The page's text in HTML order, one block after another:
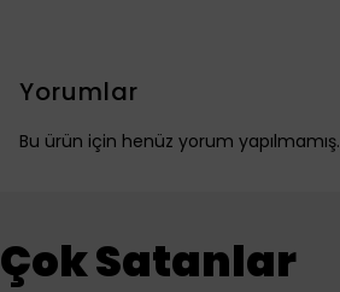
Yorumlar
Bu ürün için henüz yorum yapılmamış.
Çok Satanlar